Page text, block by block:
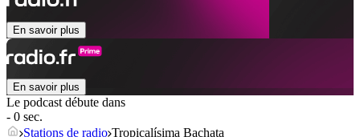
En savoir plus
En savoir plus
Le podcast débute dans
- 0 sec.
Stations de radio Tropicalísima Bachata